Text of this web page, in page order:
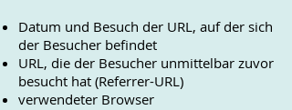
Datum und Besuch der URL, auf der sich
der Besucher befindet
URL, die der Besucher unmittelbar zuvor
besucht hat (Referrer-URL)
verwendeter Browser